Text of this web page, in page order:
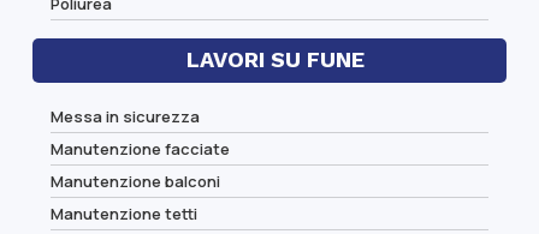
LAVORI SU FUNE
Messa in sicurezza
Manutenzione facciate
Manutenzione balconi
Manutenzione tetti